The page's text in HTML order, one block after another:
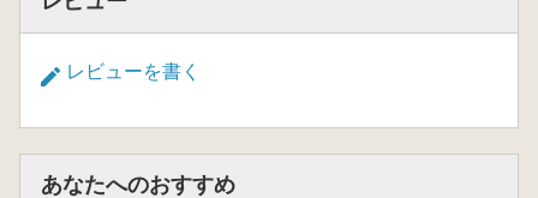
レビューを書く
あなたへのおすすめ